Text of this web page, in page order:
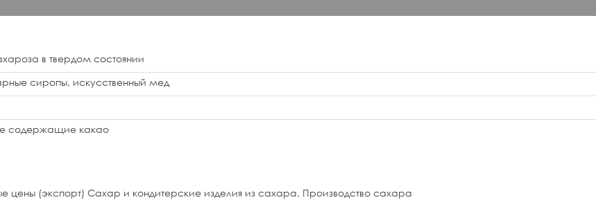
в твердом состоянии
сиропы, искусственный мед
содержащие какао